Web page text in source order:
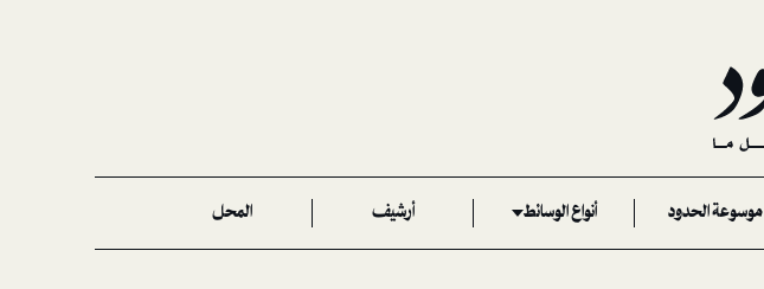
موسوعة الحدود أنواع الوسائط أرشيف المحل